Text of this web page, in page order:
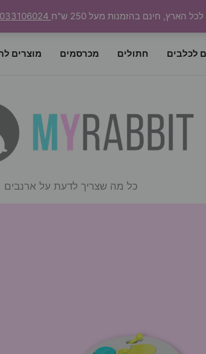
הארץ, חינם בהזמנות מעל 250 ש"ח
לכלבים חתולים מכרסמים מוצרים
כל מה שצריך לדעת על ארנבים